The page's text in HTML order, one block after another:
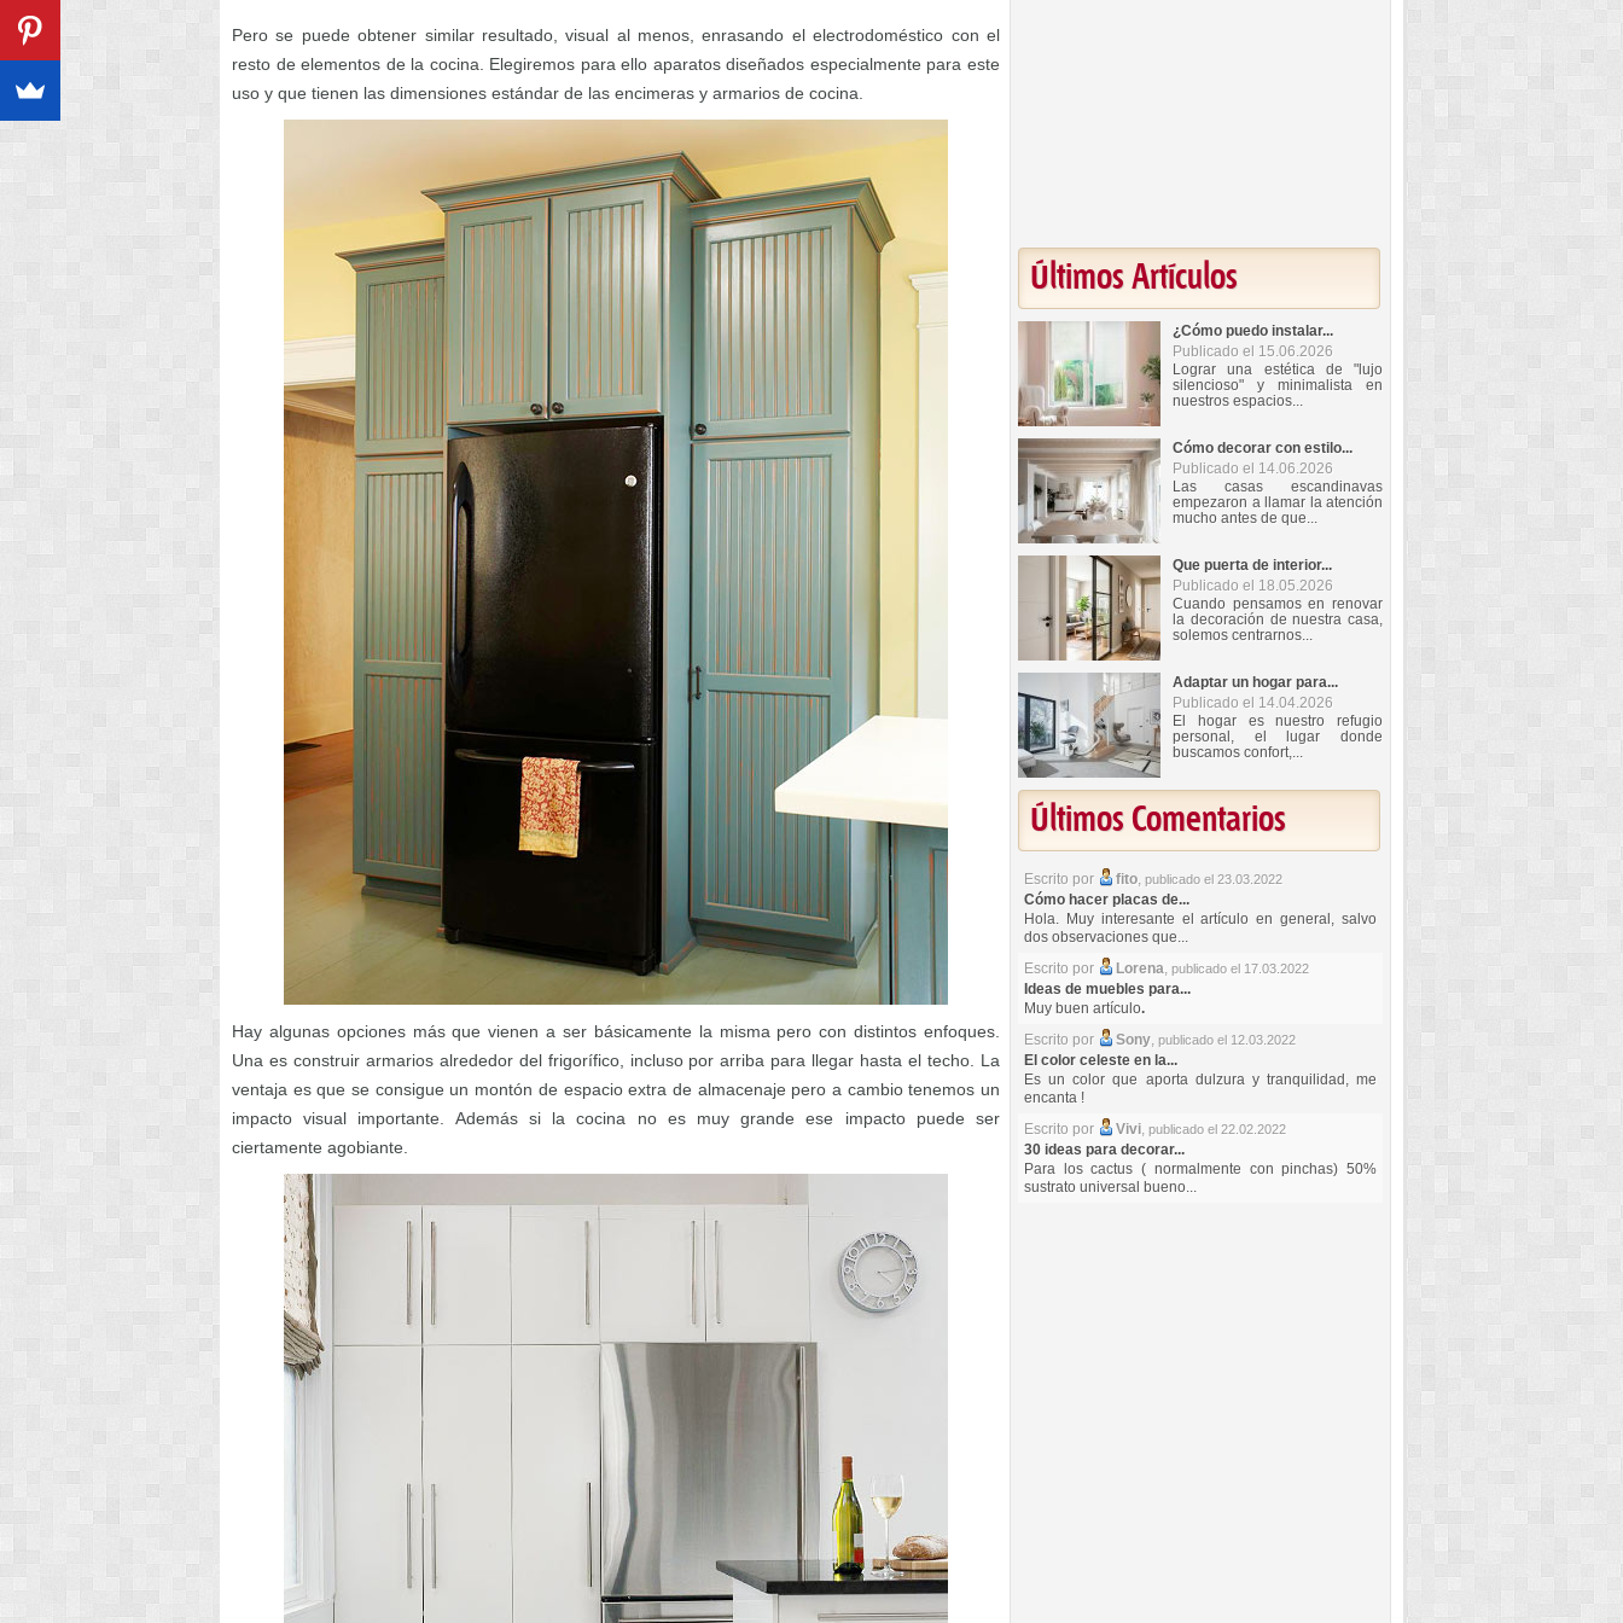
Pero se puede obtener similar resultado, visual al menos, enrasando el electrodoméstico con el
resto de elementos de la cocina. Elegiremos para ello aparatos diseñados especialmente para este
uso y que tienen las dimensiones estándar de las encimeras y armarios de cocina.
Hay algunas opciones más que vienen a ser básicamente la misma pero con distintos enfoques.
Una es construir armarios alrededor del frigorífico, incluso por arriba para llegar hasta el techo. La
ventaja es que se consigue un montón de espacio extra de almacenaje pero a cambio tenemos un
impacto visual importante. Además si la cocina no es muy grande ese impacto puede ser
ciertamente agobiante.
Últimos Artículos
¿Cómo puedo instalar...
Publicado el 15.06.2026
Lograr una estética de "lujo
silencioso" y minimalista en
nuestros espacios...
Cómo decorar con estilo...
Publicado el 14.06.2026
Las casas escandinavas
empezaron a llamar la atención
mucho antes de que...
Que puerta de interior...
Publicado el 18.05.2026
Cuando pensamos en renovar
la decoración de nuestra casa,
solemos centrarnos...
Adaptar un hogar para...
Publicado el 14.04.2026
El hogar es nuestro refugio
personal, el lugar donde
buscamos confort,...
Últimos Comentarios
Escrito por fito, publicado el 23.03.2022
Cómo hacer placas de...
Hola. Muy interesante el artículo en general, salvo
dos observaciones que...
Escrito por
Lorena, publicado el 17.03.2022
Ideas de muebles para...
Muy buen artículo.
Escrito por
Sony, publicado el 12.03.2022
El color celeste en la...
Es un color que aporta dulzura y tranquilidad, me
encanta !
Escrito por
Vivi, publicado el 22.02.2022
30 ideas para decorar...
Para los cactus ( normalmente con pinchas) 50%
sustrato universal bueno...